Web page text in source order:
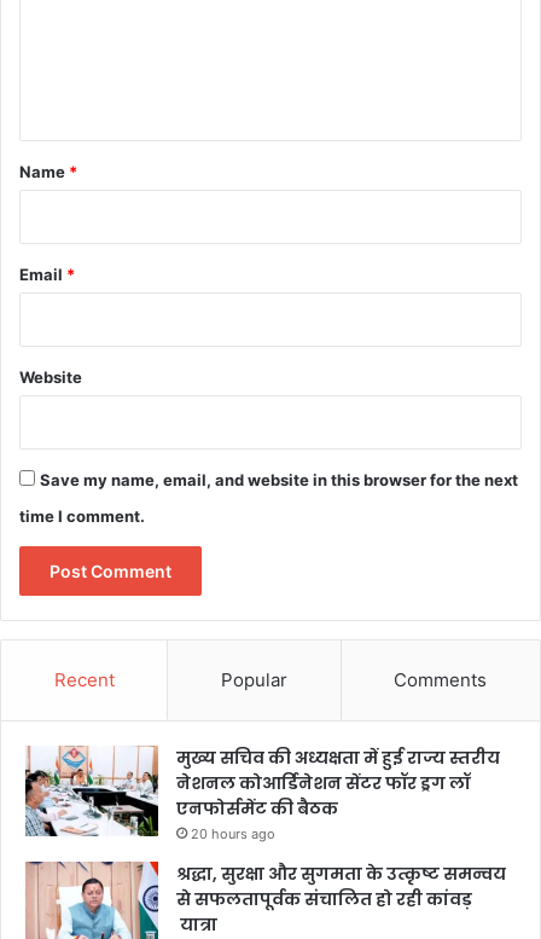
*
Name *
Email *
Website
Save my name, email, and website in this browser for the next
time I comment.
Recent Popular Comments
मुख्य सचिव की अध्यक्षता में हुई राज्य स्तरीय
नेशनल कोआर्डिनेशन सेंटर फॉर ड्रग लॉ
एनफोर्समेंट की बैठक
20 hours ago
श्रद्धा, सुरक्षा और सुगमता के उत्कृष्ट समन्वय
से सफलतापूर्वक संचालित हो रही कांवड़
यात्रा